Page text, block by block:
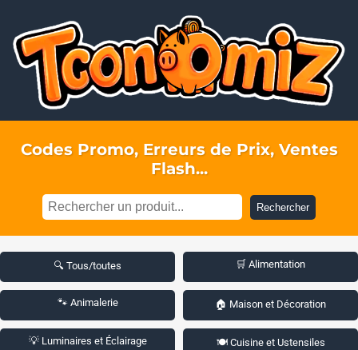
Codes Promo, Erreurs de Prix, Ventes
Flash...
Rechercher
🔍 Tous/toutes 🛒 Alimentation
🐾 Animalerie 🏠 Maison et Décoration
💡 Luminaires et Éclairage 🍽️ Cuisine et Ustensiles